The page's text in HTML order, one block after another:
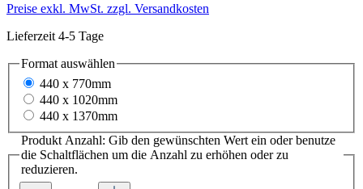
Preise exkl. MwSt. zzgl. Versandkosten
Lieferzeit 4-5 Tage
Format auswählen
440 x 770mm
440 x 1020mm
440 x 1370mm
Produkt Anzahl: Gib den gewünschten Wert ein oder benutze
die Schaltflächen um die Anzahl zu erhöhen oder zu
reduzieren.